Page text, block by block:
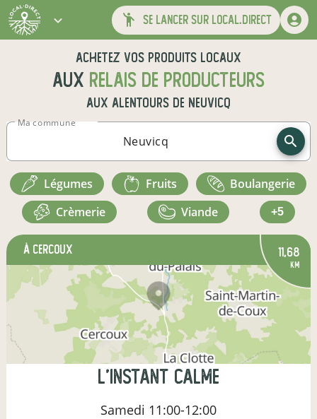
se lancer sur local.direct
Achetez vos produits locaux
aux relais de producteurs
aux alentours de Neuvicq
Ma commune
légumes fruits
boulangerie
crèmerie
viande +5
à Cercoux 11,68
km
L'INSTANT CALME
Samedi 11:00-12:00